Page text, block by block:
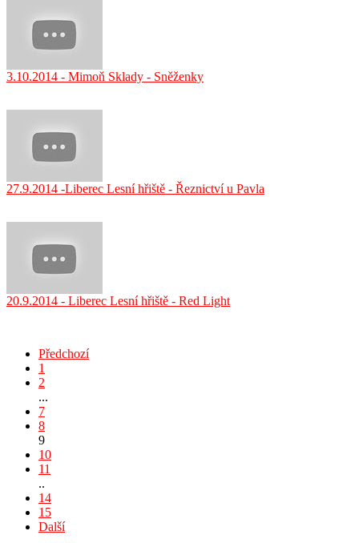
3.10.2014 - Mimoň Sklady - Sněženky
27.9.2014 -Liberec Lesní hřiště - Řeznictví u Pavla
20.9.2014 - Liberec Lesní hřiště - Red Light
Předchozí
1
2
...
7
8
9
10
11
..
14
15
Další